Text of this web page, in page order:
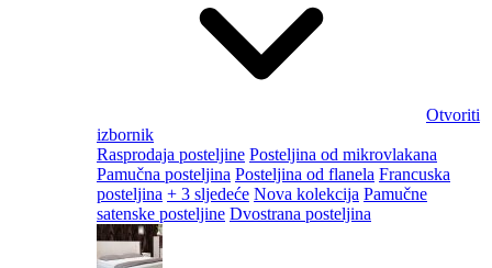
Otvoriti
izbornik
Rasprodaja posteljine Posteljina od mikrovlakana
Pamučna posteljina Posteljina od flanela Francuska
posteljina + 3 sljedeće Nova kolekcija Pamučne
satenske posteljine Dvostrana posteljina